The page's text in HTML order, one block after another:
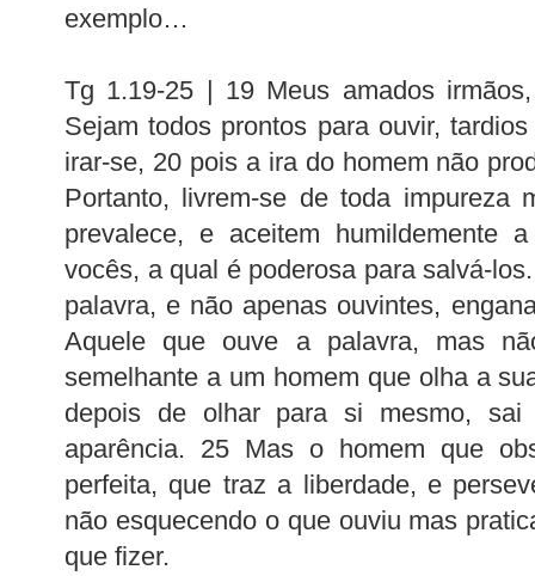
exemplo…
Tg 1.19-25 | 19 Meus amados
Sejam todos prontos para ouvir,
irar-se, 20 pois a ira do homem não
Portanto, livrem-se de toda impureza
prevalece, e aceitem humildemente
vocês, a qual é poderosa para salvá-
palavra, e não apenas ouvintes,
Aquele que ouve a palavra, mas
semelhante a um homem que olha a
depois de olhar para si mesmo,
aparência. 25 Mas o homem que
perfeita, que traz a liberdade, e
não esquecendo o que ouviu mas
que fizer.